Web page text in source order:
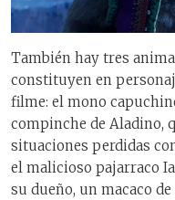
También hay tres
constituyen en
filme: el mono
compinche de Aladino,
situaciones perdidas
el malicioso pajarraco
su dueño, un macaco